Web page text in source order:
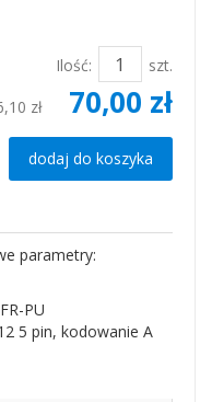
Ilość:
szt.
zł 70,00 zł
dodaj do koszyka
parametry:
PU
5 pin, kodowanie A